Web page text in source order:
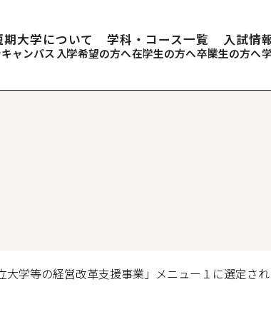
大学について 学科・コース一覧 入試情
ャンパス 入学希望の方へ在学生の方へ卒業生の方へ
学等の経営改革支援事業」メニュー１に選定さ